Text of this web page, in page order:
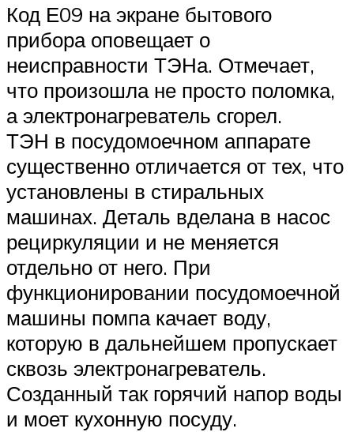
Код Е09 на экране бытового
прибора оповещает о
неисправности ТЭНа. Отмечает,
что произошла не просто поломка,
а электронагреватель сгорел.
ТЭН в посудомоечном аппарате
существенно отличается от тех, что
установлены в стиральных
машинах. Деталь вделана в насос
рециркуляции и не меняется
отдельно от него. При
функционировании посудомоечной
машины помпа качает воду,
которую в дальнейшем пропускает
сквозь электронагреватель.
Созданный так горячий напор воды
и моет кухонную посуду.